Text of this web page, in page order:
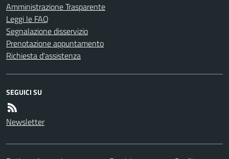
Amministrazione Trasparente
Leggi le FAQ
Segnalazione disservizio
Prenotazione appuntamento
Richiesta d'assistenza
SEGUICI SU
Newsletter